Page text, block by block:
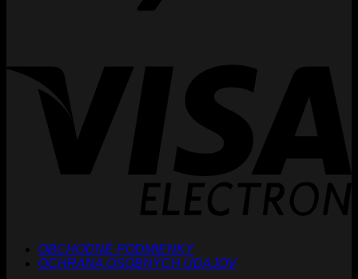
OBCHODNÉ PODMIENKY
OCHRANA OSOBNÝCH ÚDAJOV